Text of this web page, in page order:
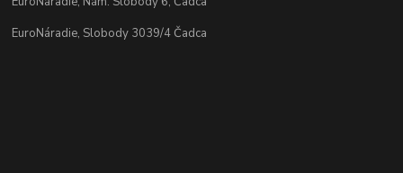
EuroNáradie, Slobody 3039/4 Čadca